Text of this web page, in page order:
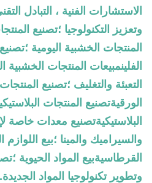
الاستشارات الفنية ، التبادل
وتعزيز التكنولوجيا ؛تصنيع
المنتجات الخشبية اليومية
الفلينمبيعات المنتجات الخشبية
التعبئة والتغليف ؛تصنيع
الورقيةتصنيع المنتجات
البلاستيكيةتصنيع معدات خاصة
والسيراميك والمينا ؛بيع اللوازم
القرطاسيةبيع المواد الحيوية
وتطوير تكنولوجيا المواد الجديدة.